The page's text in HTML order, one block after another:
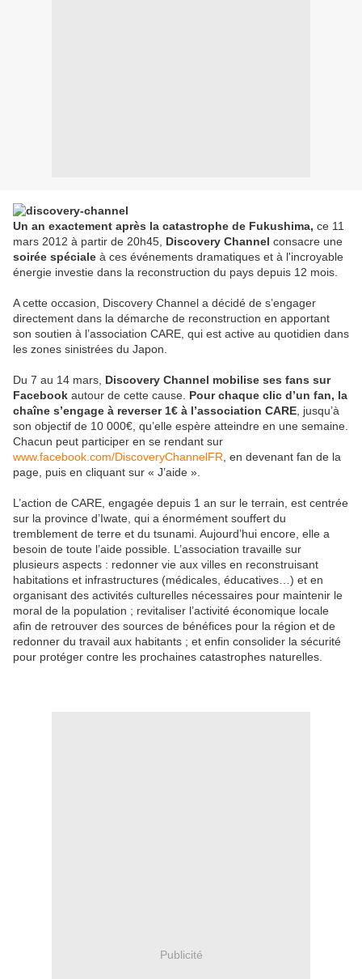
Un an exactement après la catastrophe de Fukushima, ce 11
mars 2012 à partir de 20h45, Discovery Channel consacre une
soirée spéciale à ces événements dramatiques et à l'incroyable
énergie investie dans la reconstruction du pays depuis 12 mois.
A cette occasion, Discovery Channel a décidé de s’engager
directement dans la démarche de reconstruction en apportant
son soutien à l’association CARE, qui est active au quotidien dans
les zones sinistrées du Japon.
Du 7 au 14 mars, Discovery Channel mobilise ses fans sur
Facebook autour de cette cause. Pour chaque clic d’un fan, la
chaîne s’engage à reverser 1€ à l’association CARE , jusqu’à
son objectif de 10 000€, qu’elle espère atteindre en une semaine.
Chacun peut participer en se rendant sur
www.facebook.com/DiscoveryChannelFR , en devenant fan de la
page, puis en cliquant sur « J’aide ».
L’action de CARE, engagée depuis 1 an sur le terrain, est centrée
sur la province d’Iwate, qui a énormément souffert du
tremblement de terre et du tsunami. Aujourd’hui encore, elle a
besoin de toute l’aide possible. L’association travaille sur
plusieurs aspects : redonner vie aux villes en reconstruisant
habitations et infrastructures (médicales, éducatives…) et en
organisant des activités culturelles nécessaires pour maintenir le
moral de la population ; revitaliser l’activité économique locale
afin de retrouver des sources de bénéfices pour la région et de
redonner du travail aux habitants ; et enfin consolider la sécurité
pour protéger contre les prochaines catastrophes naturelles.
Publicité